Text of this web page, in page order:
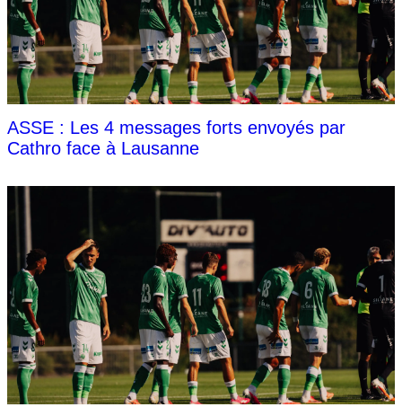
ASSE : Les 4 messages forts envoyés par
Cathro face à Lausanne